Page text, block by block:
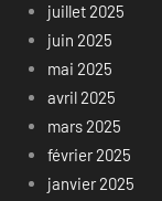
juillet 2025
juin 2025
mai 2025
avril 2025
mars 2025
février 2025
janvier 2025